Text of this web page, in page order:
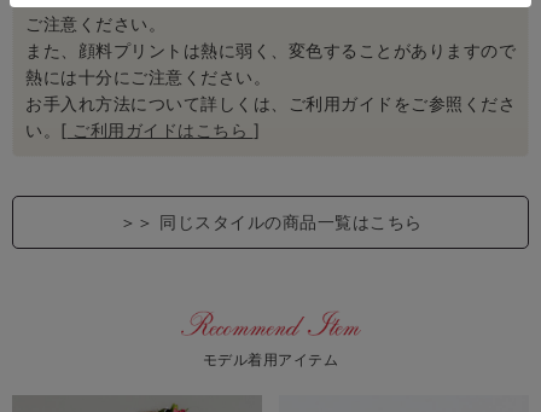
ご注意ください。
また、顔料プリントは熱に弱く、変色することがありますので
熱には十分にご注意ください。
お手入れ方法について詳しくは、ご利用ガイドをご参照くださ
い。[ ご利用ガイドはこちら ]
＞＞ 同じスタイルの商品一覧はこちら
モデル着用アイテム